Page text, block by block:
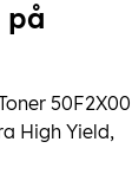
på
50F2X00
High Yield,